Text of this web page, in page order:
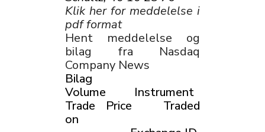
Klik her for meddelelse i
pdf format
Hent meddelelse og
bilag fra Nasdaq
Company News
Bilag
Volume Instrument
Trade Price Traded
on